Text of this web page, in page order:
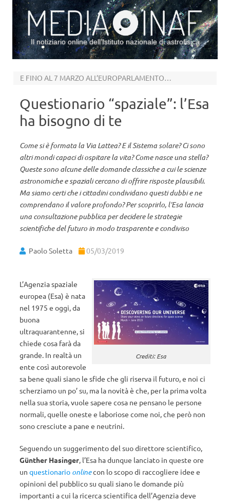
Il notiziario online dell’Istituto nazionale di astrofisica
E FINO AL 7 MARZO ALL’EUROPARLAMENTO C’È GAIA
Questionario “spaziale”: l’Esa
ha bisogno di te
Come si è formata la Via Lattea? E il Sistema solare? Ci sono
altri mondi capaci di ospitare la vita? Come nasce una stella?
Queste sono alcune delle domande classiche a cui le scienze
astronomiche e spaziali cercano di offrire risposte plausibili.
Ma siamo certi che i cittadini condividano questi dubbi e ne
comprendano il valore profondo? Per scoprirlo, l’Esa lancia
una consultazione pubblica per decidere le strategie
scientifiche del futuro in modo trasparente e condiviso
Paolo Soletta 05/03/2019
Crediti: Esa
L’Agenzia spaziale
europea (Esa) è nata
nel 1975 e oggi, da
buona
ultraquarantenne, si
chiede cosa farà da
grande. In realtà un
ente così autorevole
sa bene quali siano le sfide che gli riserva il futuro, e noi ci
scherziamo un po’ su, ma la novità è che, per la prima volta
nella sua storia, vuole sapere cosa ne pensano le persone
normali, quelle oneste e laboriose come noi, che però non
sono cresciute a pane e neutrini.
Seguendo un suggerimento del suo direttore scientifico,
Günther Hasinger, l’Esa ha dunque lanciato in queste ore
un questionario onlinecon lo scopo di raccogliere idee e
opinioni del pubblico su quali siano le domande più
importanti a cui la ricerca scientifica dell’Agenzia deve